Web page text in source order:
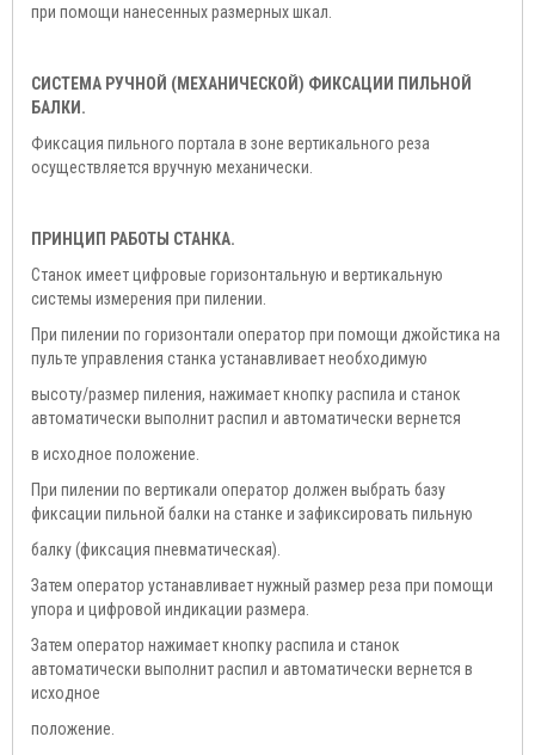
при помощи нанесенных размерных шкал.
СИСТЕМА РУЧНОЙ (МЕХАНИЧЕСКОЙ) ФИКСАЦИИ ПИЛЬНОЙ
БАЛКИ.
Фиксация пильного портала в зоне вертикального реза
осуществляется вручную механически.
ПРИНЦИП РАБОТЫ СТАНКА.
Станок имеет цифровые горизонтальную и вертикальную
системы измерения при пилении.
При пилении по горизонтали оператор при помощи джойстика на
пульте управления станка устанавливает необходимую
высоту/размер пиления, нажимает кнопку распила и станок
автоматически выполнит распил и автоматически вернется
в исходное положение.
При пилении по вертикали оператор должен выбрать базу
фиксации пильной балки на станке и зафиксировать пильную
балку (фиксация пневматическая).
Затем оператор устанавливает нужный размер реза при помощи
упора и цифровой индикации размера.
Затем оператор нажимает кнопку распила и станок
автоматически выполнит распил и автоматически вернется в
исходное
положение.